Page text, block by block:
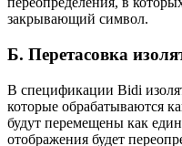
закрывающий символ.
Б. Перетасовка
В спецификации Bidi
которые обрабатываются
будут перемещены как
отображения будет